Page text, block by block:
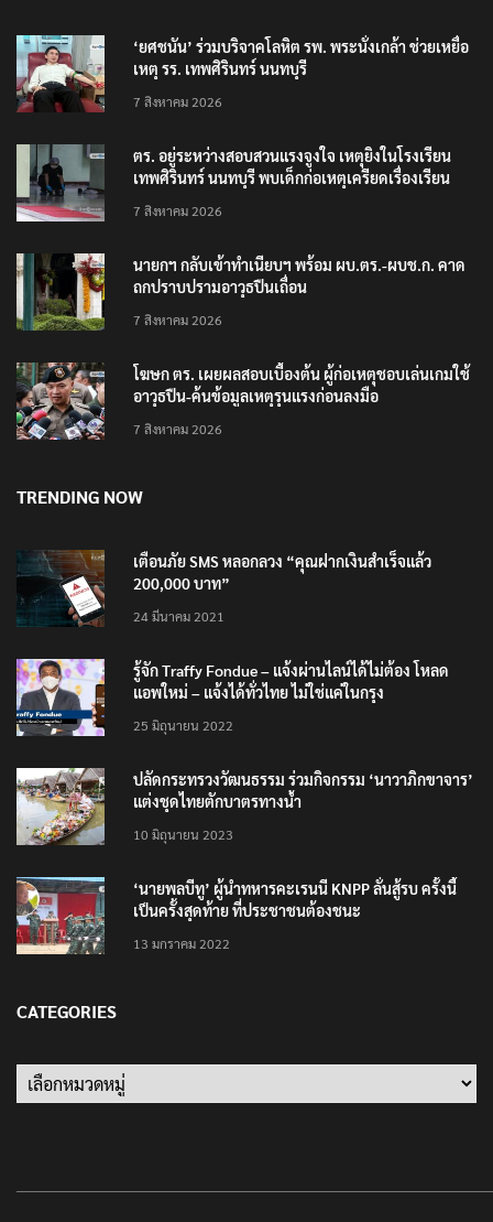
‘ยศชนัน’ ร่วมบริจาคโลหิต รพ. พระนั่งเกล้า ช่วยเหยื่อ
เหตุ รร. เทพศิรินทร์ นนทบุรี
7 สิงหาคม 2026
ตร. อยู่ระหว่างสอบสวนแรงจูงใจ เหตุยิงในโรงเรียน
เทพศิรินทร์ นนทบุรี พบเด็กก่อเหตุเครียดเรื่องเรียน
7 สิงหาคม 2026
นายกฯ กลับเข้าทำเนียบฯ พร้อม ผบ.ตร.-ผบช.ก. คาด
ถกปราบปรามอาวุธปืนเถื่อน
7 สิงหาคม 2026
โฆษก ตร. เผยผลสอบเบื้องต้น ผู้ก่อเหตุชอบเล่นเกมใช้
อาวุธปืน-ค้นข้อมูลเหตุรุนแรงก่อนลงมือ
7 สิงหาคม 2026
TRENDING NOW
เตือนภัย SMS หลอกลวง “คุณฝากเงินสำเร็จแล้ว
200,000 บาท”
24 มีนาคม 2021
รู้จัก Traffy Fondue – แจ้งผ่านไลน์ได้ไม่ต้อง โหลด
แอพใหม่ – แจ้งได้ทั่วไทย ไม่ใช่แค่ในกรุง
25 มิถุนายน 2022
ปลัดกระทรวงวัฒนธรรม ร่วมกิจกรรม ‘นาวาภิกขาจาร’
แต่งชุดไทยตักบาตรทางน้ำ
10 มิถุนายน 2023
‘นายพลบีทู’ ผู้นำทหารคะเรนนี KNPP ลั่นสู้รบ ครั้งนี้
เป็นครั้งสุดท้าย ที่ประชาชนต้องชนะ
13 มกราคม 2022
CATEGORIES
Categories